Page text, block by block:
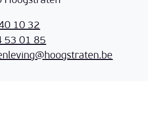
10 32
53 01 85
@hoogstraten.be